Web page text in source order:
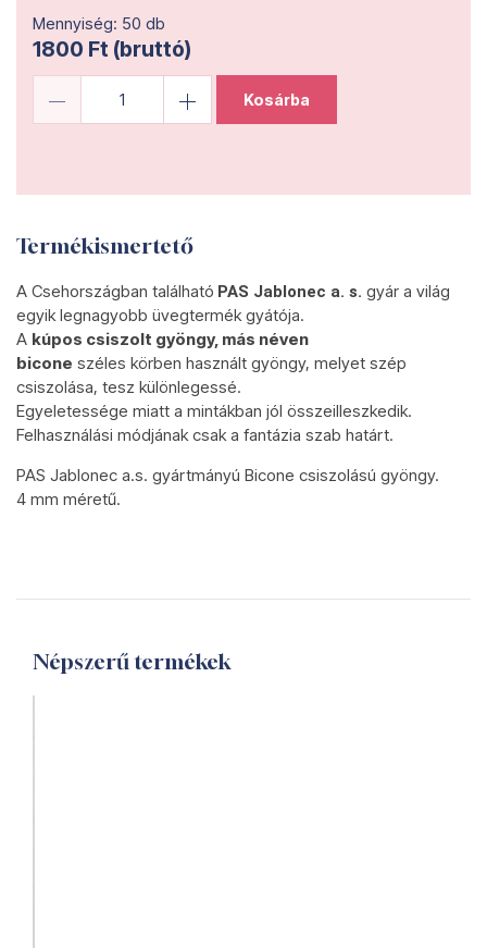
Mennyiség: 50 db
1800 Ft (bruttó)
Kosárba
Termékismertető
A Csehországban található PAS Jablonec a. s. gyár a világ
egyik legnagyobb üvegtermék gyátója.
A kúpos csiszolt gyöngy, más néven
bicone széles körben használt gyöngy, melyet szép
csiszolása, tesz különlegessé.
Egyeletessége miatt a mintákban jól összeilleszkedik.
Felhasználási módjának csak a fantázia szab határt.
PAS Jablonec a.s. gyártmányú Bicone csiszolású gyöngy.
4 mm méretű.
Népszerű termékek